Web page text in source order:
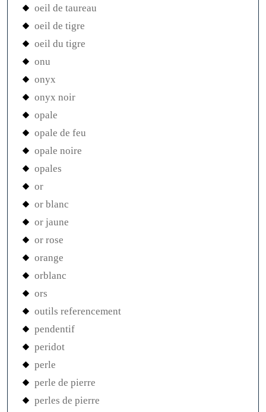
oeil de taureau
oeil de tigre
oeil du tigre
onu
onyx
onyx noir
opale
opale de feu
opale noire
opales
or
or blanc
or jaune
or rose
orange
orblanc
ors
outils referencement
pendentif
peridot
perle
perle de pierre
perles de pierre